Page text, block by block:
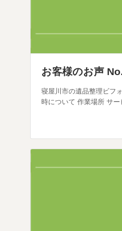
お客様のお声
寝屋川市の遺品整理ビフ
時について 作業場所 サ